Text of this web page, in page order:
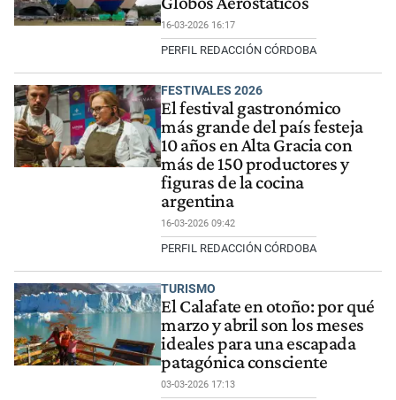
16-03-2026 16:17
PERFIL REDACCIÓN CÓRDOBA
FESTIVALES 2026
El festival gastronómico
más grande del país festeja
10 años en Alta Gracia con
más de 150 productores y
figuras de la cocina
argentina
16-03-2026 09:42
PERFIL REDACCIÓN CÓRDOBA
TURISMO
El Calafate en otoño: por qué
marzo y abril son los meses
ideales para una escapada
patagónica consciente
03-03-2026 17:13